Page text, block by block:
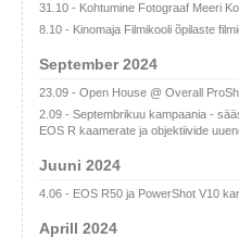
31.10 - Kohtumine Fotograaf Meeri
8.10 - Kinomaja Filmikooli õpilaste
September 2024
23.09 - Open House @ Overall
2.09 - Septembrikuu kampaania -
EOS R kaamerate ja objektiivide
Juuni 2024
4.06 - EOS R50 ja PowerShot V10
Aprill 2024